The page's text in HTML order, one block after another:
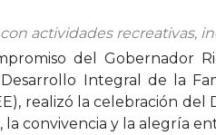
actividades recreativas,
del Gobernador
Integral de la
realizó la celebración
convivencia y la alegría